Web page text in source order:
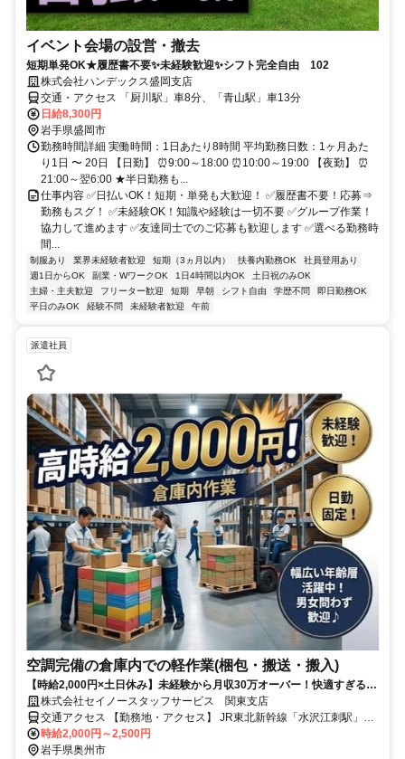
イベント会場の設営・撤去
短期単発OK★履歴書不要✨未経験歓迎✨シフト完全自由 102
株式会社ハンデックス盛岡支店
交通・アクセス 「厨川駅」車8分、「青山駅」車13分
日給8,300円
岩手県盛岡市
勤務時間詳細 実働時間：1日あたり8時間 平均勤務日数：1ヶ月あた
り1日 〜 20日 【日勤】 ⏰9:00～18:00 ⏰10:00～19:00 【夜勤】 ⏰
21:00～翌6:00 ★半日勤務も...
仕事内容 ✅日払いOK！短期・単発も大歓迎！ ✅履歴書不要！応募⇒
勤務もスグ！ ✅未経験OK！知識や経験は一切不要 ✅グループ作業！
協力して進めます ✅友達同士でのご応募も歓迎します ✅選べる勤務時
間...
制服あり 業界未経験者歓迎 短期（3ヵ月以内） 扶養内勤務OK
社員登用あり
週1日からOK
副業・WワークOK 1日4時間以内OK
土日祝のみOK
主婦・主夫歓迎
フリーター歓迎 短期 早朝 シフト自由 学歴不問
即日勤務OK
平日のみOK
経験不問 未経験者歓迎 午前
派遣社員
空調完備の倉庫内での軽作業(梱包・搬送・搬入)
【時給2,000円×土日休み】未経験から月収30万オーバー！快適すぎる空
調完備倉庫ワーク★
株式会社セイノースタッフサービス 関東支店
交通アクセス 【勤務地・アクセス】 JR東北新幹線「水沢江刺駅」よ
り車で約12分 JR東北本線「金ケ崎駅」より車で約18分 【通勤方法】
車通勤OK（無料駐車場完備） バイク・自転車通勤OK 公共交通機関
時給2,000円～2,500円
岩手県奥州市